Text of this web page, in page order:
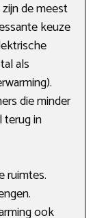
de meest
keuze
als
die minder
terug in
ruimtes.
ook